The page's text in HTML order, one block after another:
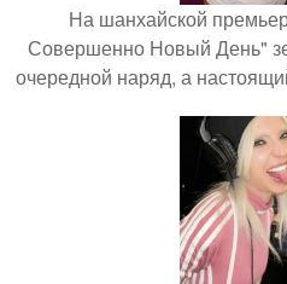
На шанхайской
Совершенно Новый День"
очередной наряд, а